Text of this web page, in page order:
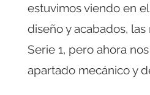
estuvimos viendo en
diseño y acabados,
Serie 1, pero ahora
apartado mecánico y